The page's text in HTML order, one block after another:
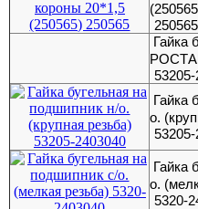
250565
Гайка
Гайка
о.
Гайка
о.
5320-